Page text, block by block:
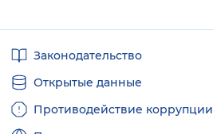
ссылкиЗаконодательство
Открытые данные
Противодействие коррупции